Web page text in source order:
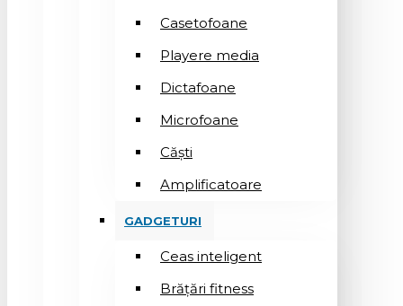
Casetofoane
Playere media
Dictafoane
Microfoane
Căşti
Amplificatoare
GADGETURI
Ceas inteligent
Brățări fitness